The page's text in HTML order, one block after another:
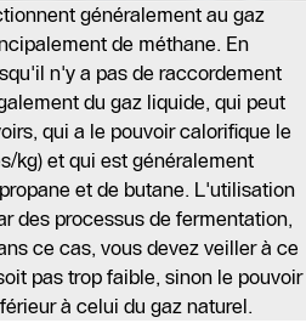
généralement au gaz
de méthane. En
n'y a pas de raccordement
du gaz liquide, qui peut
qui a le pouvoir calorifique le
kg) et qui est généralement
et de butane. L'utilisation
des processus de fermentation,
ce cas, vous devez veiller à ce
pas trop faible, sinon le pouvoir
à celui du gaz naturel.